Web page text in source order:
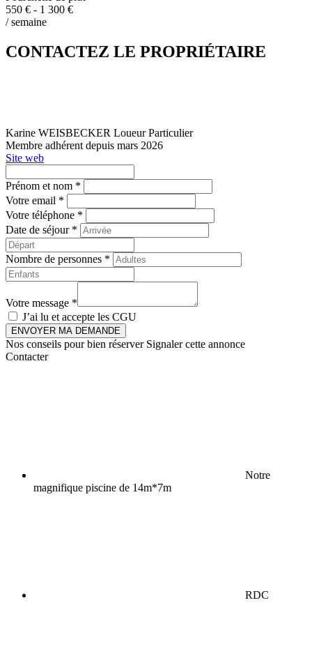
550 € - 1 300 €
/ semaine
CONTACTEZ LE PROPRIÉTAIRE
Karine WEISBECKER Loueur Particulier
Membre adhérent depuis mars 2026
Site web
Prénom et nom *
Votre email *
Votre téléphone *
Date de séjour *
Nombre de personnes *
Votre message *
J’ai lu et accepte les CGU
ENVOYER MA DEMANDE
Nos conseils pour bien réserver Signaler cette annonce
Contacter
Notre
magnifique piscine de 14m*7m
RDC